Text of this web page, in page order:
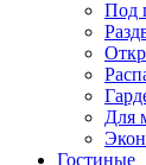
Под
Для
Гостиные